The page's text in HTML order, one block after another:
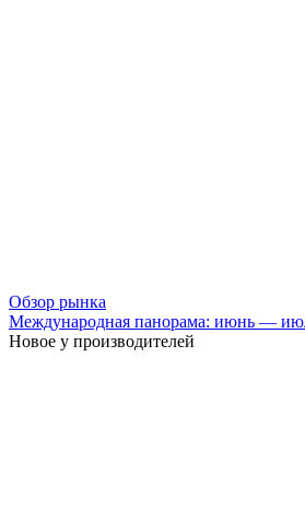
Обзор рынка
Международная панорама: июнь —
Новое у производителей